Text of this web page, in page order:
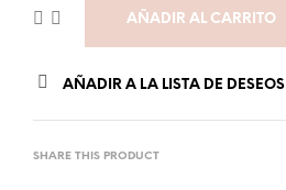
AÑADIR AL CARRITO
AÑADIR A LA LISTA DE DESEOS
SHARE THIS PRODUCT